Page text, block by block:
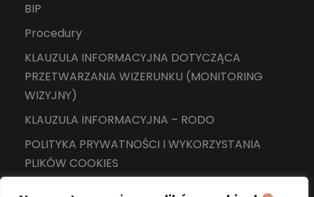
BIP
Procedury
KLAUZULA INFORMACYJNA DOTYCZĄCA
PRZETWARZANIA WIZERUNKU (MONITORING
WIZYJNY)
KLAUZULA INFORMACYJNA – RODO
POLITYKA PRYWATNOŚCI I WYKORZYSTANIA
PLIKÓW COOKIES